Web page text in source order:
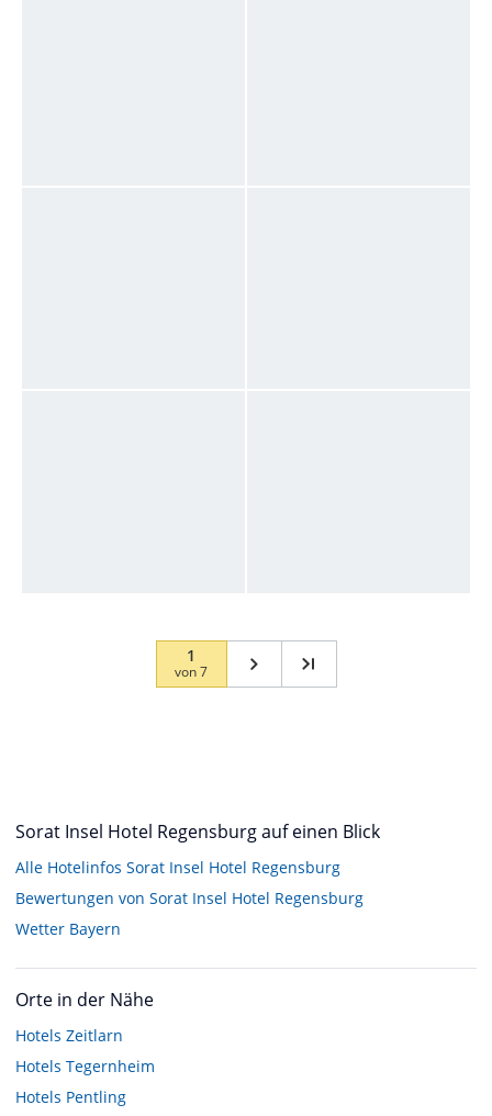
1
von7
Sorat Insel Hotel Regensburg auf einen Blick
Alle Hotelinfos Sorat Insel Hotel Regensburg
Bewertungen von Sorat Insel Hotel Regensburg
Wetter Bayern
Orte in der Nähe
Hotels Zeitlarn
Hotels Tegernheim
Hotels Pentling